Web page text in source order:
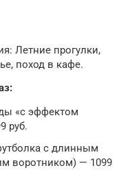
Летние прогулки,
поход в кафе.
«с эффектом
руб.
с длинным
воротником) — 1099